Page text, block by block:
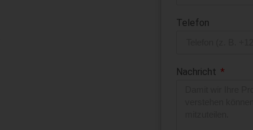
Telefon
Nachricht